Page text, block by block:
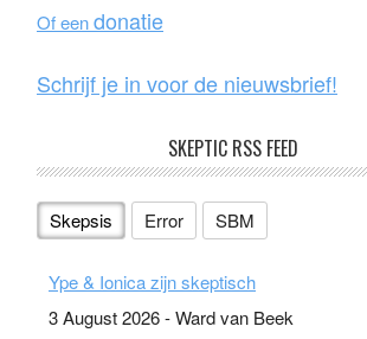
k
Of eendonatie
Schrijf je in voor de nieuwsbrief!
SKEPTIC RSS FEED
Skepsis Error SBM
Ype & Ionica zijn skeptisch
3 August 2026-Ward van Beek